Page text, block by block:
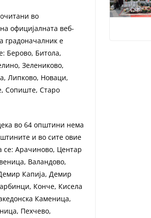
во
официјалната веб-
градоначалник е
Берово, Битола,
Зелениково,
Липково, Новаци,
Сопиште, Старо
во 64 општини нема
и во сите овие
се: Арачиново, Центар
Валандово,
Капија, Демир
Конче, Кисела
Каменица,
Пехчево,